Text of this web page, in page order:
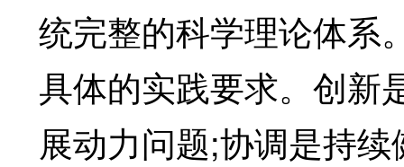
统完整的科学理论体系
具体的实践要求。创新
展动力问题;协调是持